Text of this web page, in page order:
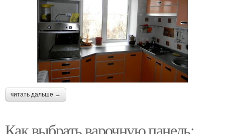
читать дальше →
Как выбрать варочную панель: